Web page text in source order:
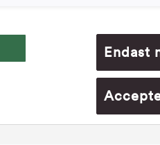
alla ingredienserna i en
och 2 minuter på
skålens kanter. Dubbla
i ca 30 minuter.
på en bakplåt med
på plåtens storlek).
jäser och blir större både
Endast